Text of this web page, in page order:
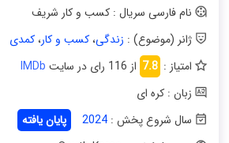
نام فارسی سریال : کسب و کار شریف
ژانر (موضوع) : زندگی،کسب و کار،کمدی
امتیاز : 7.8 از 116 رای در سایت
IMDb
زبان : کره ای
سال شروع پخش :2024
پایان یافته